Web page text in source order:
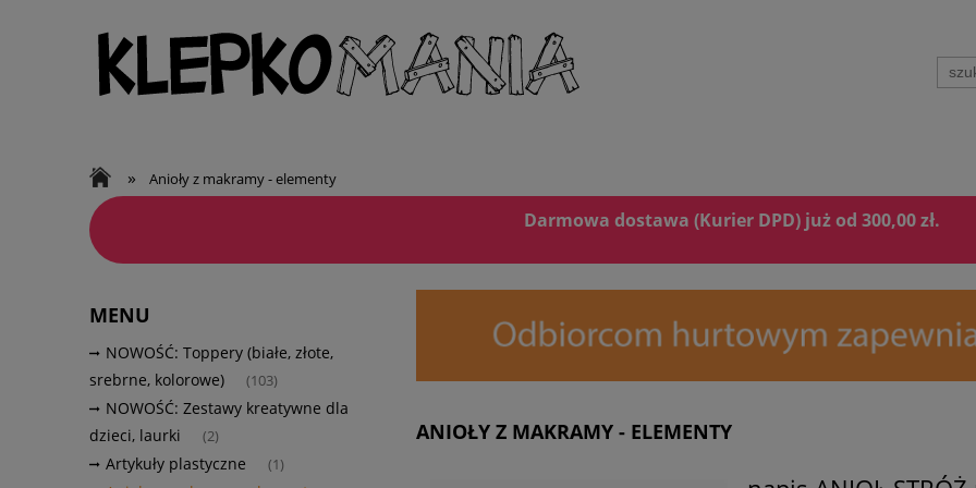
» Anioły z makramy - elementy
Darmowa dostawa (Kurier DPD) już od 300,00 zł.
MENU
NOWOŚĆ: Toppery (białe, złote,
srebrne, kolorowe)
(103)
NOWOŚĆ: Zestawy kreatywne dla
dzieci, laurki
(2)
Artykuły plastyczne (1)
ANIOŁY Z MAKRAMY - ELEMENTY